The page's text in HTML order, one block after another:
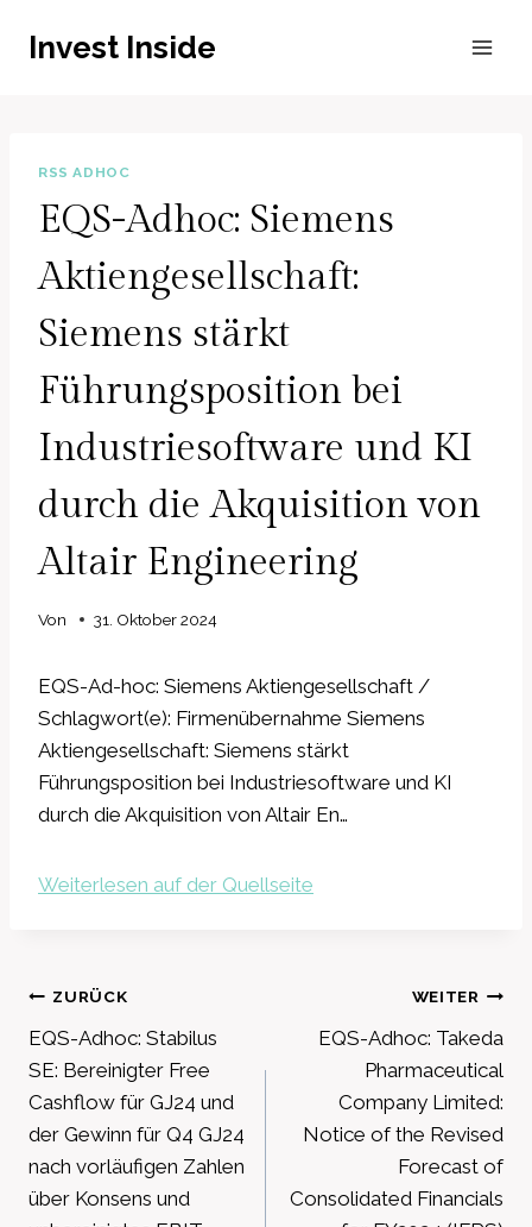
InhaltInvest Inside
RSS ADHOC
EQS-Adhoc: Siemens
Aktiengesellschaft:
Siemens stärkt
Führungsposition bei
Industriesoftware und KI
durch die Akquisition von
Altair Engineering
Von 31. Oktober 2024
EQS-Ad-hoc: Siemens Aktiengesellschaft /
Schlagwort(e): Firmenübernahme Siemens
Aktiengesellschaft: Siemens stärkt
Führungsposition bei Industriesoftware und KI
durch die Akquisition von Altair En…
Weiterlesen auf der Quellseite
Beitragsnavigation
ZURÜCK
EQS-Adhoc: Stabilus
SE: Bereinigter Free
Cashflow für GJ24 und
der Gewinn für Q4 GJ24
nach vorläufigen Zahlen
über Konsens und
WEITER
EQS-Adhoc: Takeda
Pharmaceutical
Company Limited:
Notice of the Revised
Forecast of
Consolidated Financials